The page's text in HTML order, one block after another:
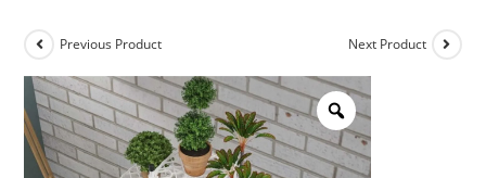
Previous Product Next Product